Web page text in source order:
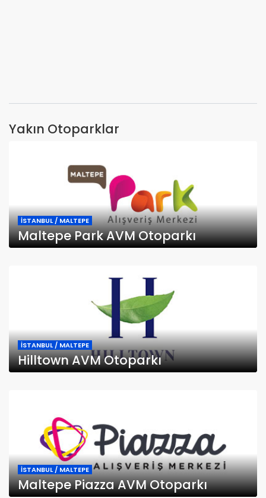
Yakın Otoparklar
İSTANBUL / MALTEPE
Maltepe Park AVM Otoparkı
İSTANBUL / MALTEPE
Hilltown AVM Otoparkı
İSTANBUL / MALTEPE
Maltepe Piazza AVM Otoparkı